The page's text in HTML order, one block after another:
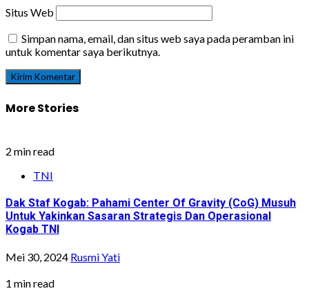
Situs Web
Simpan nama, email, dan situs web saya pada peramban ini
untuk komentar saya berikutnya.
More Stories
2 min read
TNI
Dak Staf Kogab: Pahami Center Of Gravity (CoG) Musuh
Untuk Yakinkan Sasaran Strategis Dan Operasional
Kogab TNI
Mei 30, 2024 Rusmi Yati
1 min read